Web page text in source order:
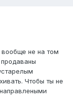
не на том
Чтобы ты не